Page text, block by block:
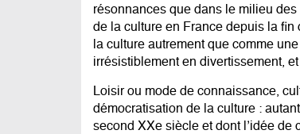
résonnances que dans le milieu
de la culture en France depuis la
la culture autrement que comme
irrésistiblement en divertissement,
Loisir ou mode de connaissance,
démocratisation de la culture :
second XXe siècle et dont l’idée de